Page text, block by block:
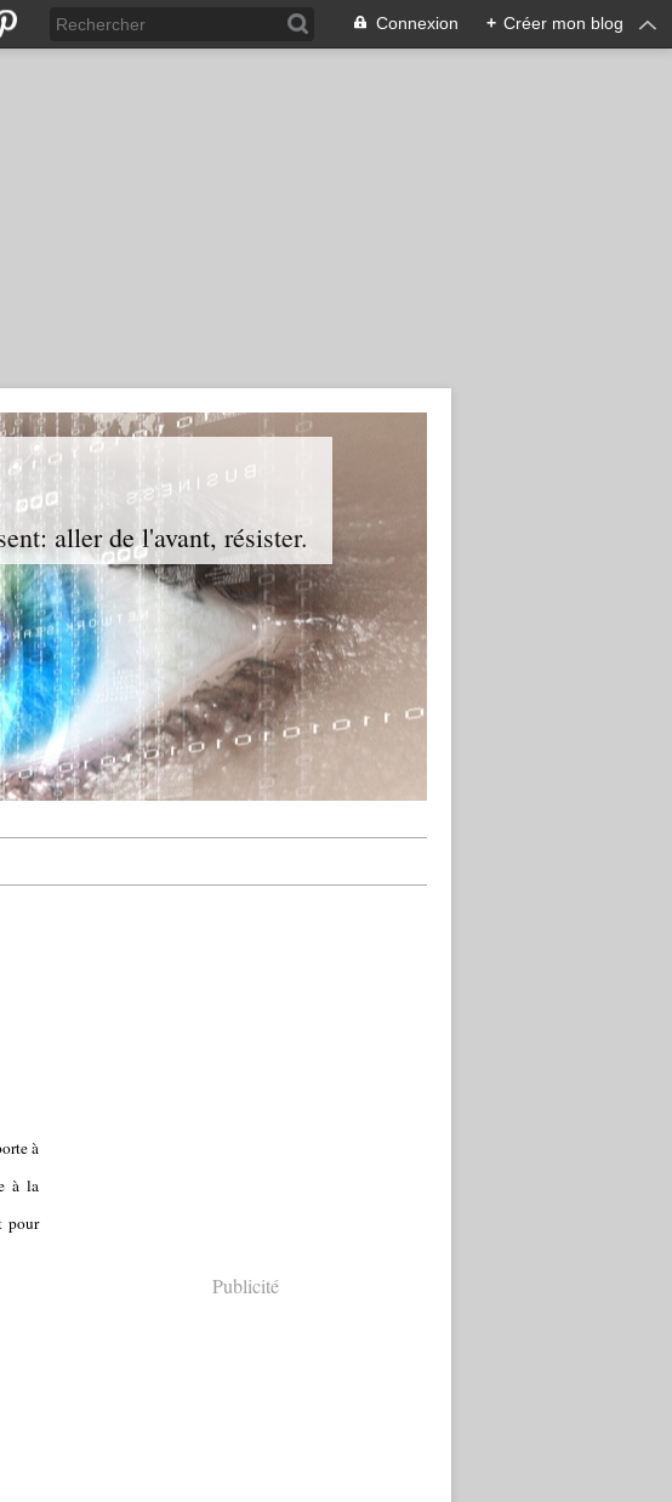
Connexion + Créer mon blog
aller de l'avant, résister.
à
à la
pour
Publicité